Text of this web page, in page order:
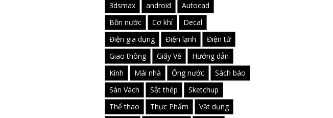
3dsmax android
Autocad
Bồn nước
Cơ khí
Decal
Điện gia dụng
Điện lạnh
Điện tử
Giao thông
Giấy Vẽ
Hướng dẫn
Kính
Mái nhà Ống nước
Sách báo
Sàn Vách
Sắt thép
Sketchup
Thể thao
Thực Phẩm
Vật dụng